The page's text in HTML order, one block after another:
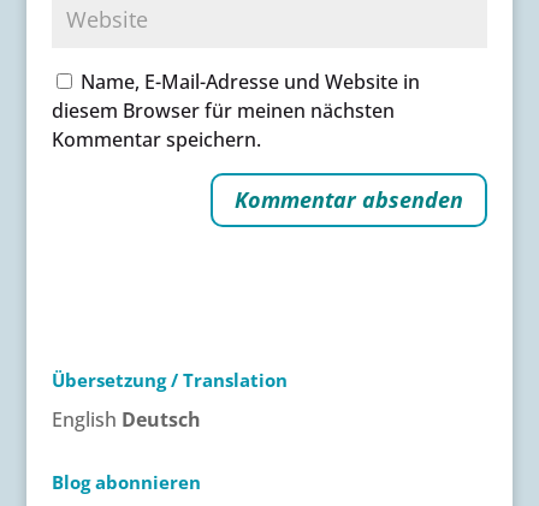
Name, E-Mail-Adresse und Website in
diesem Browser für meinen nächsten
Kommentar speichern.
n
a
i
Übersetzung / Translation
English Deutsch
Blog abonnieren